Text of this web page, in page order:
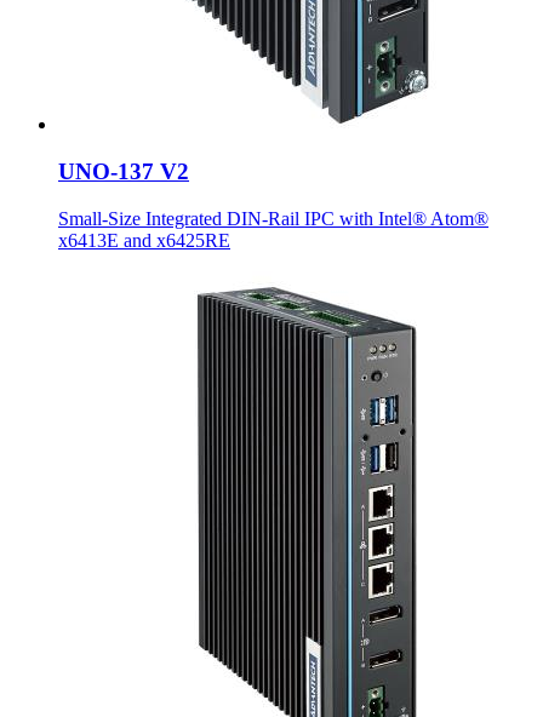
UNO-137 V2
Small-Size Integrated DIN-Rail IPC with Intel® Atom®
x6413E and x6425RE